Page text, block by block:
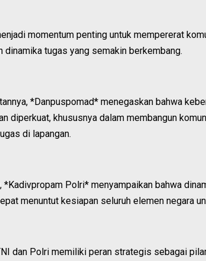
momentum penting untuk mempererat
dinamika tugas yang semakin berkembang.
*Danpuspomad* menegaskan bahwa
diperkuat, khususnya dalam membangun
di lapangan.
*Kadivpropam Polri* menyampaikan bahwa
menuntut kesiapan seluruh elemen negara
dan Polri memiliki peran strategis sebagai